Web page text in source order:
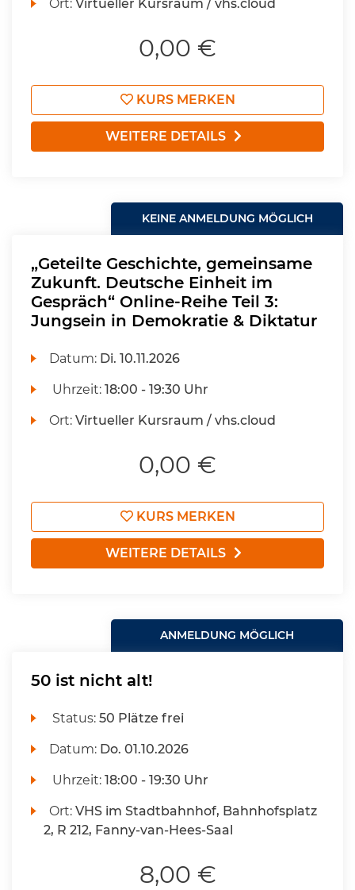
Ort: Virtueller Kursraum / vhs.cloud
0,00 €
KURS MERKEN
WEITERE DETAILS
KEINE ANMELDUNG MÖGLICH
„Geteilte Geschichte, gemeinsame
Zukunft. Deutsche Einheit im
Gespräch“ Online-Reihe Teil 3:
Jungsein in Demokratie & Diktatur
Datum: Di. 10.11.2026
Uhrzeit:18:00 - 19:30 Uhr
Ort:Virtueller Kursraum / vhs.cloud
0,00 €
KURS MERKEN
WEITERE DETAILS
ANMELDUNG MÖGLICH
50 ist nicht alt!
Status:50 Plätze frei
Datum: Do. 01.10.2026
Uhrzeit:18:00 - 19:30 Uhr
Ort:VHS im Stadtbahnhof, Bahnhofsplatz
2, R 212, Fanny-van-Hees-Saal
8,00 €